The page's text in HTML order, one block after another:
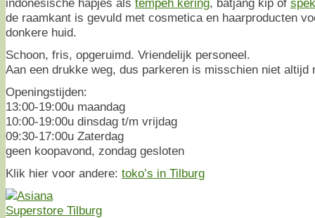
de raamkant is gevuld met cosmetica en haarproducten
donkere huid.
Schoon, fris, opgeruimd. Vriendelijk personeel.
Aan een drukke weg, dus parkeren is misschien niet altijd
Openingstijden:
13:00-19:00u maandag
10:00-19:00u dinsdag t/m vrijdag
09:30-17:00u Zaterdag
geen koopavond, zondag gesloten
Klik hier voor andere: toko’s in Tilburg